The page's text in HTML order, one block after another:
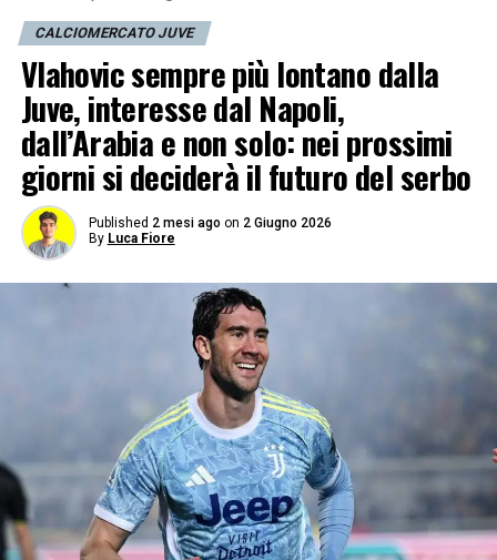
CALCIOMERCATO JUVE
Vlahovic sempre più lontano dalla
Juve, interesse dal Napoli,
dall’Arabia e non solo: nei prossimi
giorni si deciderà il futuro del serbo
Published 2 mesi ago on 2 Giugno 2026
By Luca Fiore